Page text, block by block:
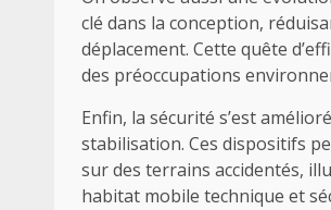
clé dans la conception,
déplacement. Cette quête
des préoccupations
Enfin, la sécurité s’est
stabilisation. Ces dispositifs
sur des terrains accidentés,
habitat mobile technique et